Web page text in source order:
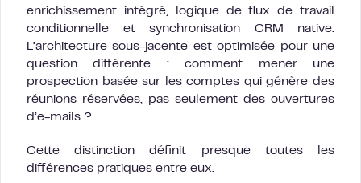
enrichissement intégré, logique de flux de travail
conditionnelle et synchronisation CRM native.
L’architecture sous-jacente est optimisée pour une
question différente : comment mener une
prospection basée sur les comptes qui génère des
réunions réservées, pas seulement des ouvertures
d’e-mails ?
Cette distinction définit presque toutes les
différences pratiques entre eux.